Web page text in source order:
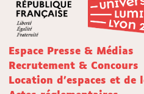
Espace Presse & Médias
Recrutement & Concours
Location d'espaces et de